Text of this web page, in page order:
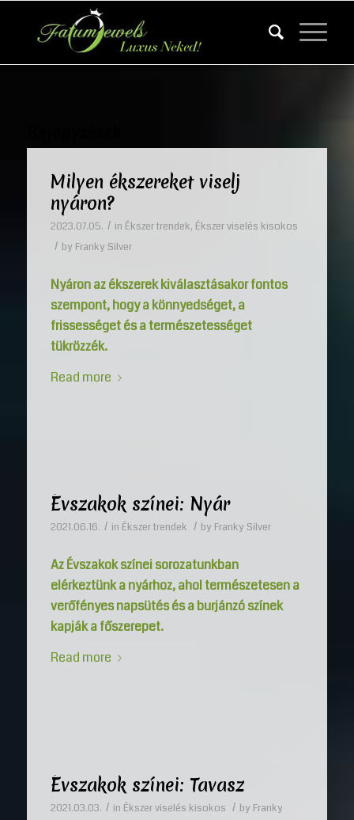
Milyen ékszereket viselj
nyáron?
2023.07.05. / in Ékszer trendek, Ékszer viselés kisokos
/ by Franky Silver
Nyáron az ékszerek kiválasztásakor fontos
szempont, hogy a könnyedséget, a
frissességet és a természetességet
tükrözzék.
Read more
Évszakok színei: Nyár
2021.06.16. / in Ékszer trendek / by Franky Silver
Az Évszakok színei sorozatunkban
elérkeztünk a nyárhoz, ahol természetesen a
verőfényes napsütés és a burjánzó színek
kapják a főszerepet.
Read more
Évszakok színei: Tavasz
2021.03.03. / in Ékszer viselés kisokos / by Franky